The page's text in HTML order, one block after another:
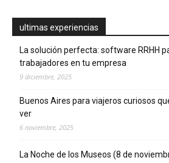
ultimas experiencias
La solución perfecta: software RRHH
trabajadores en tu empresa
9 diciembre, 2025
Buenos Aires para viajeros curiosos
ver
6 noviembre, 2025
La Noche de los Museos (8 de